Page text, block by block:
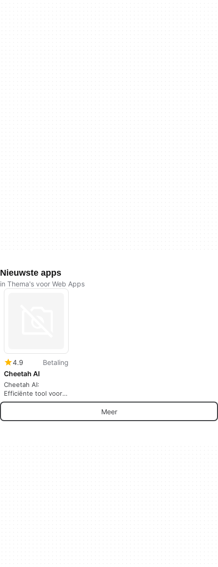
Nieuwste apps
in Thema's voor Web Apps
4.9
Betaling
Cheetah AI
Cheetah AI:
Efficiënte tool voor
software-interviews
Meer